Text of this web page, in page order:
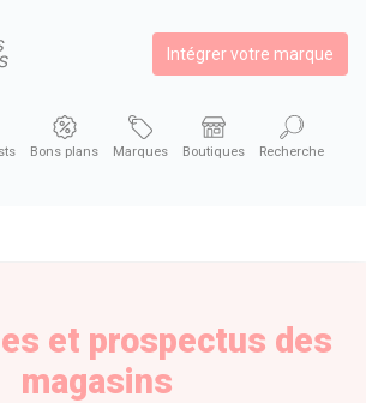
Intégrer votre marque
Bons plans Marques Boutiques Recherche
et prospectus des
magasins